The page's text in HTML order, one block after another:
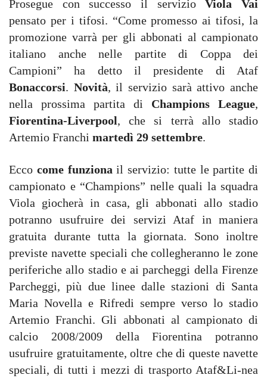
Prosegue con successo il servizioViola Vai
pensato per i tifosi. “Come promesso ai tifosi, la
promozione varrà per gli abbonati al campionato
italiano anche nelle partite di Coppa dei
Campioni” ha detto il presidente di Ataf
Bonaccorsi. Novità, il servizio sarà attivo anche
nella prossima partita di Champions League,
Fiorentina-Liverpool, che si terrà allo stadio
Artemio Franchi martedì 29 settembre.
Ecco come funziona il servizio: tutte le partite di
campionato e “Champions” nelle quali la squadra
Viola giocherà in casa, gli abbonati allo stadio
potranno usufruire dei servizi Ataf in maniera
gratuita durante tutta la giornata. Sono inoltre
previste navette speciali che collegheranno le zone
periferiche allo stadio e ai parcheggi della Firenze
Parcheggi, più due linee dalle stazioni di Santa
Maria Novella e Rifredi sempre verso lo stadio
Artemio Franchi. Gli abbonati al campionato di
calcio 2008/2009 della Fiorentina potranno
usufruire gratuitamente, oltre che di queste navette
speciali, di tutti i mezzi di trasporto Ataf&Li-nea